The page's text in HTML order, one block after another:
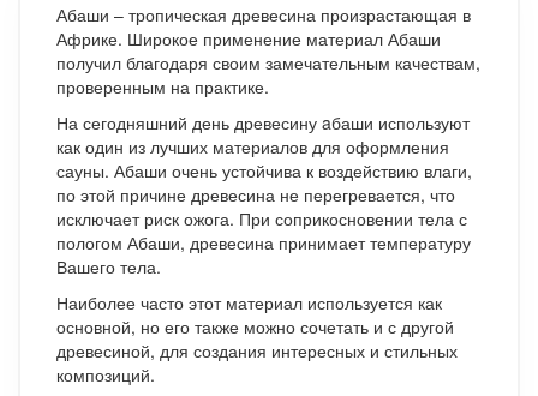
Абаши – тропическая древесина произрастающая в
Африке. Широкое применение материал Абаши
получил благодаря своим замечательным качествам,
проверенным на практике.
На сегодняшний день древесину aбаши используют
как один из лучших материалов для оформления
сауны. Абаши очень устойчива к воздействию влаги,
по этой причине древесина не перегревается, что
исключает риск ожога. При соприкосновении тела с
пологом Абаши, древесина принимает температуру
Вашего тела.
Наиболее часто этот материал используется как
основной, но его также можно сочетать и с другой
древесиной, для создания интересных и стильных
композиций.